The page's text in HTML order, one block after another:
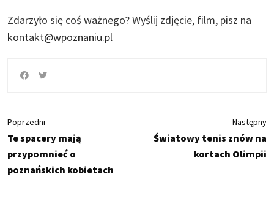
Zdarzyło się coś ważnego?Wyślij zdjęcie, film, pisz na
kontakt@wpoznaniu.pl
Poprzedni
Te spacery mają
przypomnieć o
poznańskich kobietach
Następny
Światowy tenis znów na
kortach Olimpii